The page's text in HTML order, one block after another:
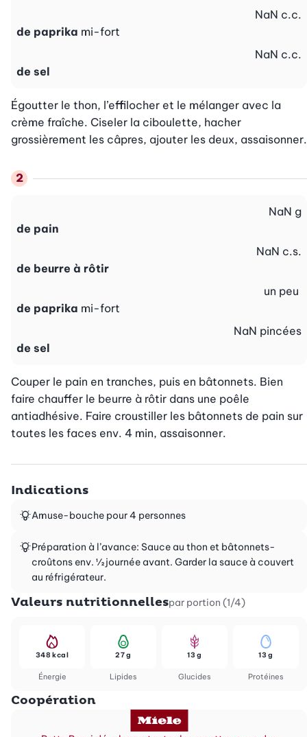
de paprika mi-fort
NaN c.c.
de sel
NaN c.c.
Égoutter le thon, l’effilocher et le mélanger avec la
crème fraîche. Ciseler la ciboulette, hacher
grossièrement les câpres, ajouter les deux, assaisonner.
de pain
NaN g
de beurre à rôtir
NaN c.s.
de paprika mi-fort
un peu
de sel
NaN pincées
Couper le pain en tranches, puis en bâtonnets. Bien
faire chauffer le beurre à rôtir dans une poêle
antiadhésive. Faire croustiller les bâtonnets de pain sur
toutes les faces env. 4 min, assaisonner.
Indications
Amuse-bouche pour 4 personnes
Préparation à l’avance: Sauce au thon et bâtonnets-
croûtons env. ½ journée avant. Garder la sauce à couvert
au réfrigérateur.
Valeurs nutritionnellespar portion (1/4)
Énergie
348 kcal
Lipides
27 g
Glucides
13 g
Protéines
13 g
Coopération